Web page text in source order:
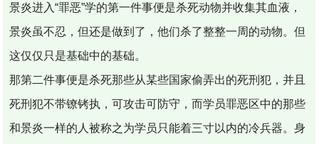
景炎进入“罪恶”学的第一件事便是杀死动物并收集其血液，
景炎虽不忍，但还是做到了，他们杀了整整一周的动物。但
这仅仅只是基础中的基础。
那第二件事便是杀死那些从某些国家偷弄出的死刑犯，并且
死刑犯不带镣铐执，可攻击可防守，而学员罪恶区中的那些
和景炎一样的人被称之为学员只能着三寸以内的冷兵器。身